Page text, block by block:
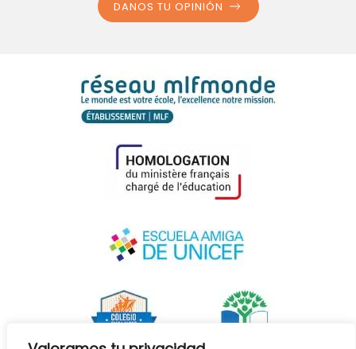
DANOS TU OPINIÓN